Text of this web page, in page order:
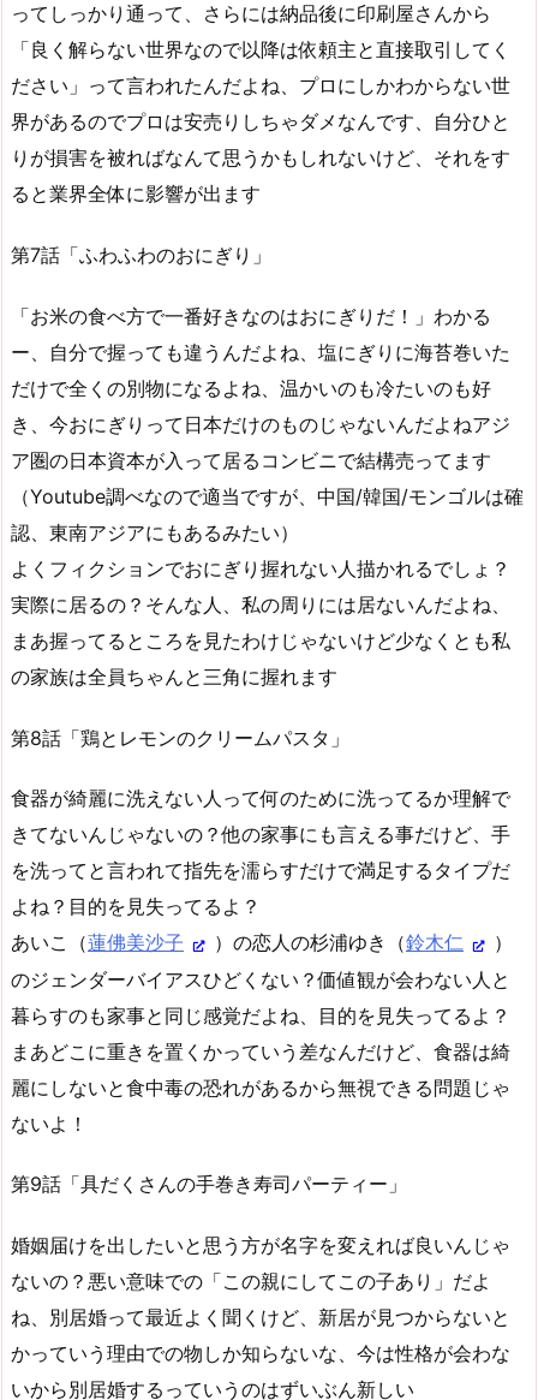
ってしっかり通って、さらには納品後に印刷屋さんから
「良く解らない世界なので以降は依頼主と直接取引してく
ださい」って言われたんだよね、プロにしかわからない世
界があるのでプロは安売りしちゃダメなんです、自分ひと
りが損害を被ればなんて思うかもしれないけど、それをす
ると業界全体に影響が出ます
第7話「ふわふわのおにぎり」
「お米の食べ方で一番好きなのはおにぎりだ！」わかる
ー、自分で握っても違うんだよね、塩にぎりに海苔巻いた
だけで全くの別物になるよね、温かいのも冷たいのも好
き、今おにぎりって日本だけのものじゃないんだよねアジ
ア圏の日本資本が入って居るコンビニで結構売ってます
（Youtube調べなので適当ですが、中国/韓国/モンゴルは確
認、東南アジアにもあるみたい）
よくフィクションでおにぎり握れない人描かれるでしょ？
実際に居るの？そんな人、私の周りには居ないんだよね、
まあ握ってるところを見たわけじゃないけど少なくとも私
の家族は全員ちゃんと三角に握れます
第8話「鶏とレモンのクリームパスタ」
食器が綺麗に洗えない人って何のために洗ってるか理解で
きてないんじゃないの？他の家事にも言える事だけど、手
を洗ってと言われて指先を濡らすだけで満足するタイプだ
よね？目的を見失ってるよ？
あいこ（蓮佛美沙子 ）の恋人の杉浦ゆき（鈴木仁
）
のジェンダーバイアスひどくない？価値観が会わない人と
暮らすのも家事と同じ感覚だよね、目的を見失ってるよ？
まあどこに重きを置くかっていう差なんだけど、食器は綺
麗にしないと食中毒の恐れがあるから無視できる問題じゃ
ないよ！
第9話「具だくさんの手巻き寿司パーティー」
婚姻届けを出したいと思う方が名字を変えれば良いんじゃ
ないの？悪い意味での「この親にしてこの子あり」だよ
ね、別居婚って最近よく聞くけど、新居が見つからないと
かっていう理由での物しか知らないな、今は性格が会わな
いから別居婚するっていうのはずいぶん新しい